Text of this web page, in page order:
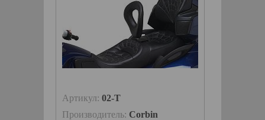
Артикул: 02-T
Производитель: Corbin